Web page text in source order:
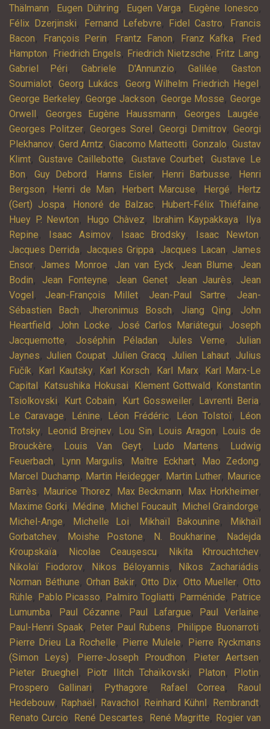
Thälmann, Eugen Dühring, Eugen Varga, Eugène Ionesco,
Félix Dzerjinski, Fernand Lefebvre, Fidel Castro,
Francis
Bacon, François Perin, Frantz Fanon, Franz Kafka,
Fred
Hampton, Friedrich Engels, Friedrich Nietzsche, Fritz Lang,
Gabriel Péri,Gabriele D'Annunzio,Galilée,Gaston
Soumialot, Georg Lukács, Georg Wilhelm Friedrich Hegel ,
George Berkeley,George Jackson, George Mosse,George
Orwell , Georges Eugène Haussmann,Georges Laugée,
Georges Politzer, Georges Sorel , Georgi Dimitrov, Georgi
Plekhanov,Gerd Arntz, Giacomo Matteotti, Gonzalo,Gustav
Klimt, Gustave Caillebotte, Gustave Courbet,Gustave Le
Bon, Guy Debord , Hanns Eisler, Henri Barbusse,
Henri
Bergson, Henri de Man, Herbert Marcuse, Hergé,
Hertz
(Gert) Jospa, Honoré de Balzac, Hubert-Félix Thiéfaine,
Huey P. Newton, Hugo Chàvez, Ibrahim Kaypakkaya,
Ilya
Repine, Isaac Asimov, Isaac Brodsky, Isaac Newton,
Jacques Derrida, Jacques Grippa, Jacques Lacan, James
Ensor, James Monroe, Jan van Eyck, Jean Blume, Jean
Bodin, Jean Fonteyne, Jean Genet, Jean Jaurès, Jean
Vogel , Jean-François Millet, Jean-Paul Sartre, Jean-
Sébastien Bach, Jheronimus Bosch, Jiang Qing, John
Heartfield , John Locke, José Carlos Mariátegui, Joseph
Jacquemotte, Joséphin Péladan, Jules Verne, Julian
Jaynes, Julien Coupat, Julien Gracq, Julien Lahaut, Julius
Fučík, Karl Kautsky, Karl Korsch, Karl Marx, Karl Marx-Le
Capital , Katsushika Hokusai, Klement Gottwald , Konstantin
Tsiolkovski, Kurt Cobain, Kurt Gossweiler, Lavrenti Beria,
Le Caravage, Lénine, Léon Frédéric, Léon Tolstoï,
Léon
Trotsky, Leonid Brejnev, Lou Sin, Louis Aragon, Louis de
Brouckère, Louis Van Geyt, Ludo Martens,
Ludwig
Feuerbach, Lynn Margulis, Maître Eckhart, Mao Zedong,
Marcel Duchamp, Martin Heidegger, Martin Luther, Maurice
Barrès, Maurice Thorez, Max Beckmann, Max Horkheimer,
Maxime Gorki, Médine, Michel Foucault, Michel Graindorge,
Michel-Ange, Michelle Loi, Mikhaïl Bakounine,
Mikhaïl
Gorbatchev, Moishe Postone, N. Boukharine,
Nadejda
Kroupskaïa, Nicolae Ceaușescu, Nikita Khrouchtchev,
Nikolaï Fiodorov, Nikos Béloyannis, Níkos Zachariádis,
Norman Béthune, Orhan Bakir, Otto Dix, Otto Mueller, Otto
Rühle, Pablo Picasso, Palmiro Togliatti, Parménide, Patrice
Lumumba, Paul Cézanne, Paul Lafargue, Paul Verlaine,
Paul-Henri Spaak, Peter Paul Rubens, Philippe Buonarroti,
Pierre Drieu La Rochelle, Pierre Mulele,
Pierre Ryckmans
(Simon Leys), Pierre-Joseph Proudhon, Pieter Aertsen,
Pieter Brueghel , Piotr Ilitch Tchaïkovski, Platon, Plotin,
Prospero Gallinari, Pythagore, Rafael Correa,
Raoul
Hedebouw, Raphaël , Ravachol , Reinhard Kühnl , Rembrandt,
Renato Curcio, René Descartes, René Magritte, Rogier van